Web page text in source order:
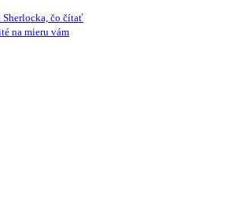
Sherlocka, čo čítať
na mieru vám